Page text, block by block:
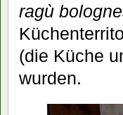
ragù
(die Küche
wurden.